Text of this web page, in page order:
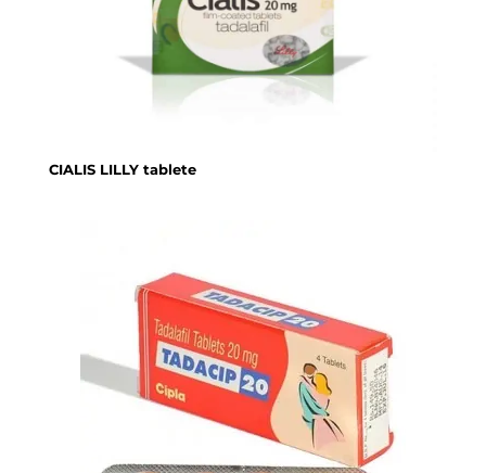
CIALIS LILLY tablete